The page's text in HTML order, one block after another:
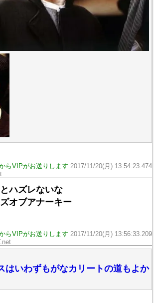
らVIPがお送りします 2017/11/20(月) 13:54:23.474
ハズレないな
オブアナーキー
らVIPがお送りします 2017/11/20(月) 13:56:33.209
はいわずもがなカリートの道もよか